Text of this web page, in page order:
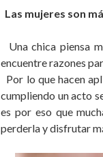
Las mujeres son
Una chica piensa
encuentre razones
Por lo que hacen
cumpliendo un acto
es por eso que
perderla y disfrutar